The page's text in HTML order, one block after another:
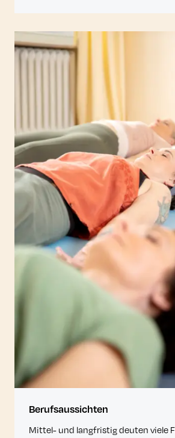
Berufsaussichten
Mittel- und langfristig deuten viele